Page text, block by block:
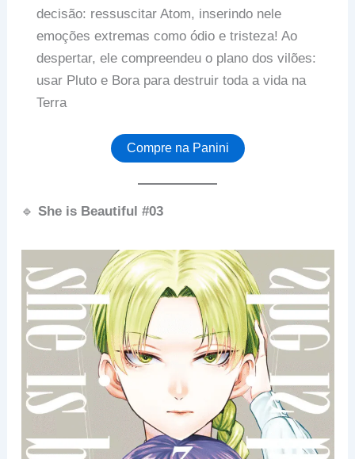
decisão: ressuscitar Atom, inserindo nele
emoções extremas como ódio e tristeza! Ao
despertar, ele compreendeu o plano dos vilões:
usar Pluto e Bora para destruir toda a vida na
Terra
Compre na Panini
🔹She is Beautiful #03